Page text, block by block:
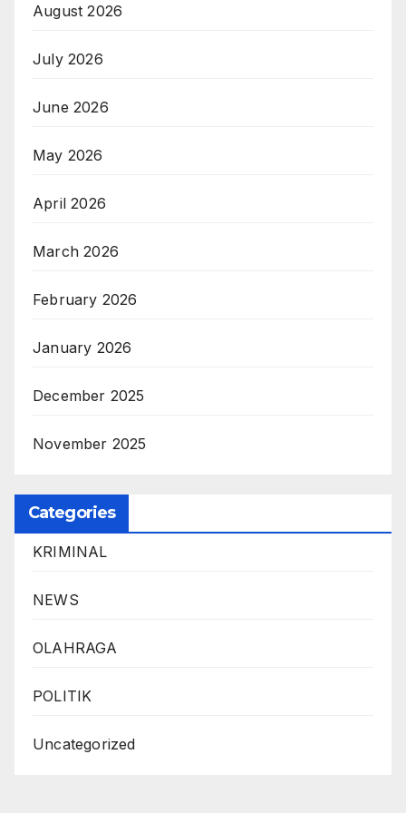
August 2026
July 2026
June 2026
May 2026
April 2026
March 2026
February 2026
January 2026
December 2025
November 2025
Categories
KRIMINAL
NEWS
OLAHRAGA
POLITIK
Uncategorized